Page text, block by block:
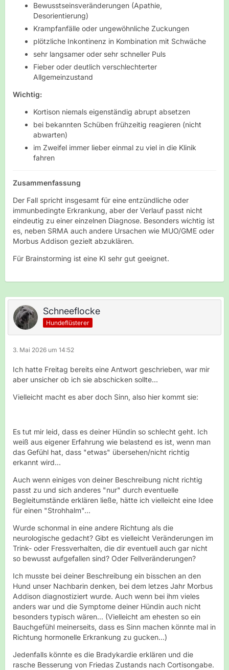
Bewusstseinsveränderungen (Apathie,
Desorientierung)
Krampfanfälle oder ungewöhnliche Zuckungen
plötzliche Inkontinenz in Kombination mit Schwäche
sehr langsamer oder sehr schneller Puls
Fieber oder deutlich verschlechterter
Allgemeinzustand
Wichtig:
Kortison niemals eigenständig abrupt absetzen
bei bekannten Schüben frühzeitig reagieren (nicht
abwarten)
im Zweifel immer lieber einmal zu viel in die Klinik
fahren
Zusammenfassung
Der Fall spricht insgesamt für eine entzündliche oder
immunbedingte Erkrankung, aber der Verlauf passt nicht
eindeutig zu einer einzelnen Diagnose. Besonders wichtig ist
es, neben SRMA auch andere Ursachen wie MUO/GME oder
Morbus Addison gezielt abzuklären.
Für Brainstorming ist eine KI sehr gut geeignet.
Schneeflocke
Hundeflüsterer
3. Mai 2026 um 14:52
Ich hatte Freitag bereits eine Antwort geschrieben, war mir
aber unsicher ob ich sie abschicken sollte...
Vielleicht macht es aber doch Sinn, also hier kommt sie:
Es tut mir leid, dass es deiner Hündin so schlecht geht. Ich
weiß aus eigener Erfahrung wie belastend es ist, wenn man
das Gefühl hat, dass "etwas" übersehen/nicht richtig
erkannt wird...
Auch wenn einiges von deiner Beschreibung nicht richtig
passt zu und sich anderes "nur" durch eventuelle
Begleitumstände erklären ließe, hätte ich vielleicht eine Idee
für einen "Strohhalm"...
Wurde schonmal in eine andere Richtung als die
neurologische gedacht? Gibt es vielleicht Veränderungen im
Trink- oder Fressverhalten, die dir eventuell auch gar nicht
so bewusst aufgefallen sind? Oder Fellveränderungen?
Ich musste bei deiner Beschreibung ein bisschen an den
Hund unser Nachbarin denken, bei dem letzes Jahr Morbus
Addison diagnostiziert wurde. Auch wenn bei ihm vieles
anders war und die Symptome deiner Hündin auch nicht
besonders typisch wären... (Vielleicht am ehesten so ein
Bauchgefühl meinerseits, dass es Sinn machen könnte mal in
Richtung hormonelle Erkrankung zu gucken...)
Jedenfalls könnte es die Bradykardie erklären und die
rasche Besserung von Friedas Zustands nach Cortisongabe.